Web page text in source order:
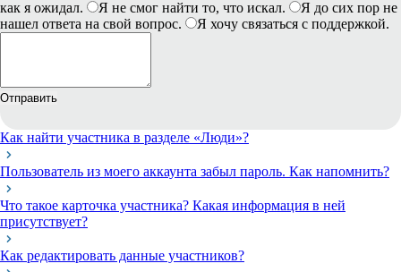
как я ожидал.
Я не смог найти то, что искал.
Я до сих пор не
нашел ответа на свой вопрос.
Я хочу связаться с поддержкой.
Отправить
Как найти участника в разделе «Люди»?
Пользователь из моего аккаунта забыл пароль. Как напомнить?
Что такое карточка участника? Какая информация в ней
присутствует?
Как редактировать данные участников?